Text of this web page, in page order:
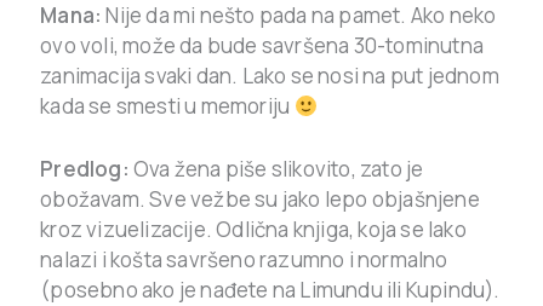
Mana: Nije da mi nešto pada na pamet. Ako neko
ovo voli, može da bude savršena 30-tominutna
zanimacija svaki dan. Lako se nosi na put jednom
kada se smesti u memoriju
Predlog: Ova žena piše slikovito, zato je
obožavam. Sve vežbe su jako lepo objašnjene
kroz vizuelizacije. Odlična knjiga, koja se lako
nalazi i košta savršeno razumno i normalno
(posebno ako je nađete na Limundu ili Kupindu).